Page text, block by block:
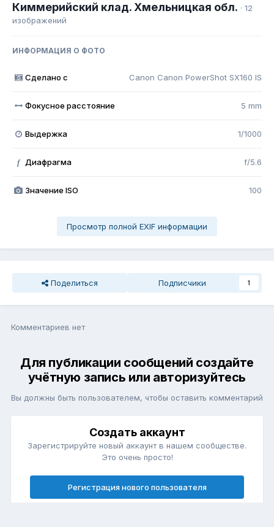
Киммерийский клад. Хмельницкая обл. · 12
изображений
ИНФОРМАЦИЯ О ФОТО
Сделано с Canon Canon PowerShot SX160 IS
Фокусное расстояние 5 mm
Выдержка 1/1000
f Диафрагма f/5.6
Значение ISO 100
Просмотр полной EXIF информации
Поделиться Подписчики 1
Комментариев нет
Для публикации сообщений создайте
учётную запись или авторизуйтесь
Вы должны быть пользователем, чтобы оставить комментарий
Создать аккаунт
Зарегистрируйте новый аккаунт в нашем сообществе.
Это очень просто!
Регистрация нового пользователя